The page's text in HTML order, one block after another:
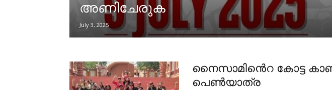
അണിചേരുക
July 3, 2025
നൈസാമിൻെറ കോട്ട
പെൺയാത്ര